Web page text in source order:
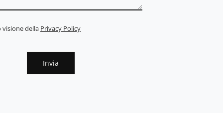
visione della Privacy Policy
Invia